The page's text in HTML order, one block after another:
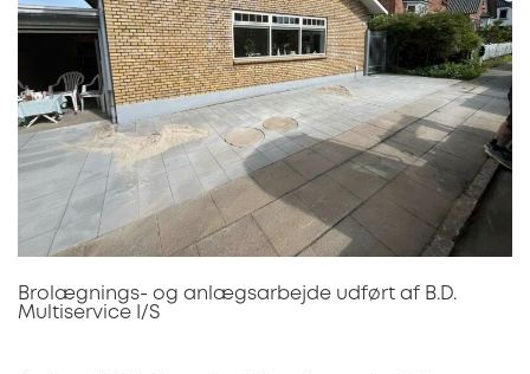
Brolægnings- og anlægsarbejde udført af B.D.
Multiservice I/S